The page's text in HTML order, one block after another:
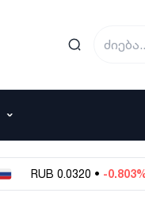
RUB 0.0320 • -0.803%